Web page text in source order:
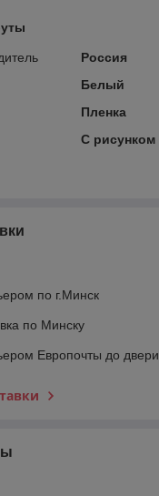
Россия
Белый
Пленка
С рисунком
по г.Минск
по Минску
Европочты до двери